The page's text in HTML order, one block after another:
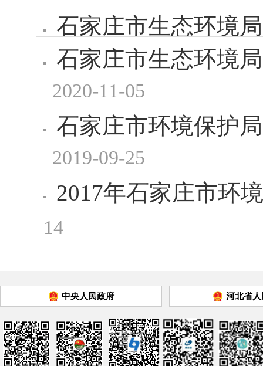
石家庄市生态环境
汇总表 2021-07-02
石家庄市生态环境
2020-11-05
石家庄市环境保护
2019-09-25
2017年石家庄市环
14